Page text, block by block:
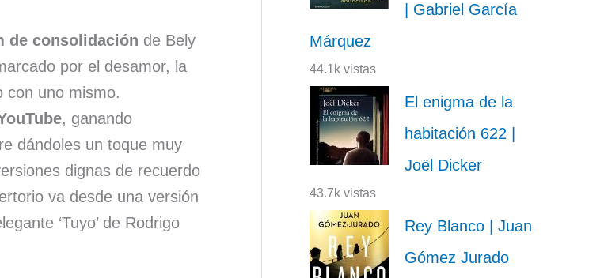
de consolidación de Bely
por el desamor, la
con uno mismo.
, ganando
dándoles un toque muy
dignas de recuerdo
va desde una versión
‘Tuyo’ de Rodrigo
| Gabriel García
Márquez
44.1k vistas
El enigma de la
habitación 622 |
Joël Dicker
43.7k vistas
Rey Blanco | Juan
Gómez Jurado